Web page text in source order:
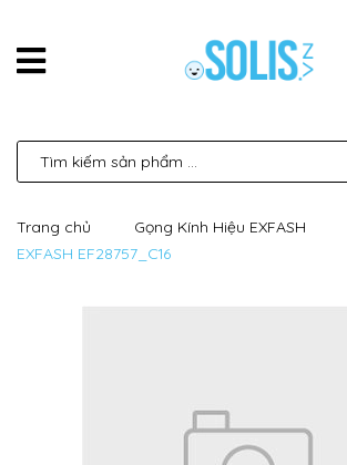
Trang chủ Gọng Kính Hiệu EXFASH
EXFASH EF28757_C16